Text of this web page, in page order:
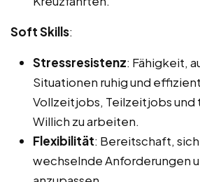
Soft Skills:
Stressresistenz: Fähigkeit,
Situationen ruhig und
Vollzeitjobs, Teilzeitjobs und
Willich zu arbeiten.
Flexibilität: Bereitschaft,
wechselnde Anforderungen